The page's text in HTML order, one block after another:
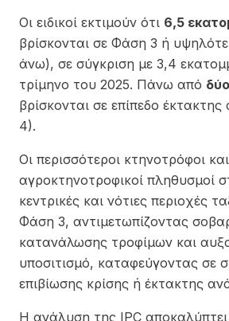
Οι ειδικοί εκτιμούν ότι 6,5
βρίσκονται σε Φάση 3 ή
άνω), σε σύγκριση με 3,4
τρίμηνο του 2025. Πάνω από
βρίσκονται σε επίπεδο
4).
Οι περισσότεροι κτηνοτρόφοι και
αγροκτηνοτροφικοί πληθυσμοί
κεντρικές και νότιες περιοχές
Φάση 3, αντιμετωπίζοντας
κατανάλωσης τροφίμων και
υποσιτισμό, καταφεύγοντας σε
επιβίωσης κρίσης ή έκτακτης
Η ανάλυση της IPC αποκαλύπτει